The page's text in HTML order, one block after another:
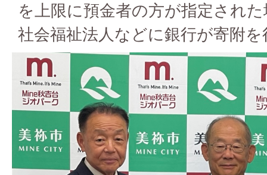
を上限に預金者の方が指定され
社会福祉法人などに銀行が寄附